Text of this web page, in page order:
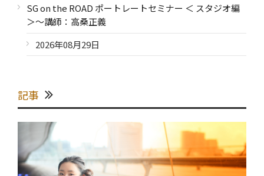
SG on the ROAD ポートレートセミナー ＜ スタジオ編
＞～講師：高桑正義
2026年08月29日
記事